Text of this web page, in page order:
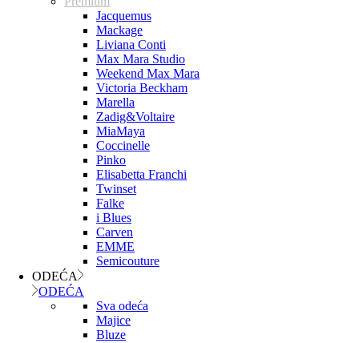
Jacquemus
Mackage
Liviana Conti
Max Mara Studio
Weekend Max Mara
Victoria Beckham
Marella
Zadig&Voltaire
MiaMaya
Coccinelle
Pinko
Elisabetta Franchi
Twinset
Falke
i Blues
Carven
EMME
Semicouture
ODEĆA
ODEĆA
Sva odeća
Majice
Bluze